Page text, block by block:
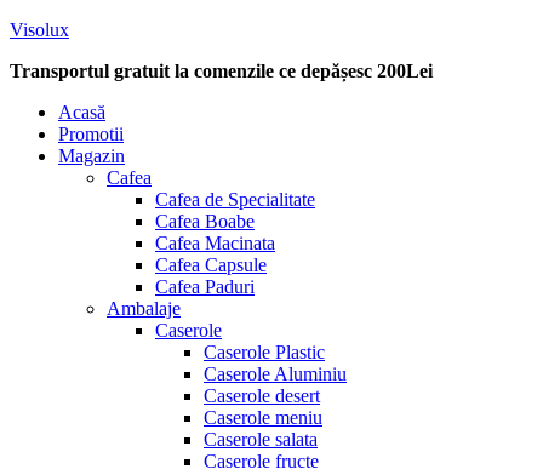
Visolux
Transportul gratuit la comenzile ce depășesc 200Lei
Menu
Acasă
Promotii
Magazin
Cafea
Cafea de Specialitate
Cafea Boabe
Cafea Macinata
Cafea Capsule
Cafea Paduri
Ambalaje
Caserole
Caserole Plastic
Caserole Aluminiu
Caserole desert
Caserole meniu
Caserole salata
Caserole fructe